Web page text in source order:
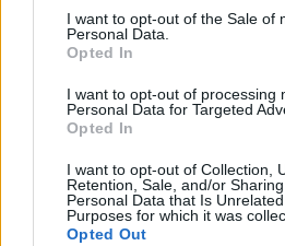
I want to opt-out of the Sale of
Personal Data.
Opted In
I want to opt-out of processing
Personal Data for Targeted
Opted In
I want to opt-out of Collection,
Retention, Sale, and/or
Personal Data that Is
Purposes for which it was
Opted Out
08/08/2026 - 13:44 ΕΠΙΧΕΙΡΗΣΕΙΣ
ΔΗΜΟΦΙΛΗ
Χρηματιστήριο Αθηνών:
1,76%, κέρδη 23,31% από τις